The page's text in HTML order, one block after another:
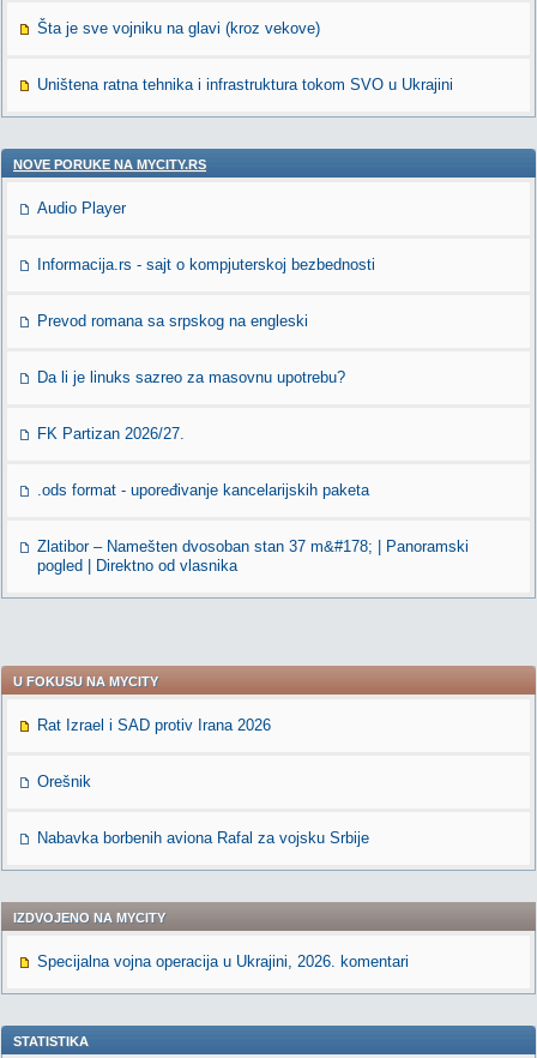
Šta je sve vojniku na glavi (kroz vekove)
Uništena ratna tehnika i infrastruktura tokom SVO u Ukrajini
NOVE PORUKE NA MYCITY.RS
Audio Player
Informacija.rs - sajt o kompjuterskoj bezbednosti
Prevod romana sa srpskog na engleski
Da li je linuks sazreo za masovnu upotrebu?
FK Partizan 2026/27.
.ods format - upoređivanje kancelarijskih paketa
Zlatibor – Namešten dvosoban stan 37 m&#178; | Panoramski
pogled | Direktno od vlasnika
U FOKUSU NA MYCITY
Rat Izrael i SAD protiv Irana 2026
Orešnik
Nabavka borbenih aviona Rafal za vojsku Srbije
IZDVOJENO NA MYCITY
Specijalna vojna operacija u Ukrajini, 2026. komentari
STATISTIKA